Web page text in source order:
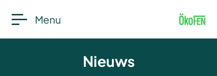
Menu
Nieuws